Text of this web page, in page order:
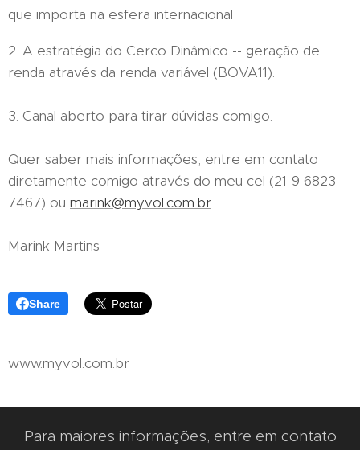
que importa na esfera internacional
2. A estratégia do Cerco Dinâmico -- geração de
renda através da renda variável (BOVA11).
3. Canal aberto para tirar dúvidas comigo.
Quer saber mais informações, entre em contato
diretamente comigo através do meu cel (21-9 6823-
7467) ou marink@myvol.com.br
Marink Martins
Share
www.myvol.com.br
Para maiores informações, entre em contato